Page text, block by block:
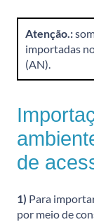
Atenção.:
importadas
(AN).
de
1) Para
por meio de